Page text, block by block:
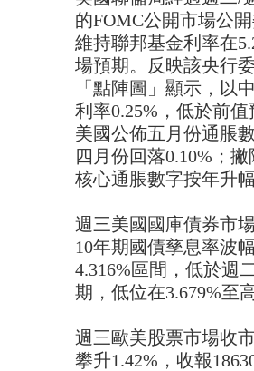
的FOMC公開市場公
維持聯邦基金利率在
場預期。反映該央行
「點陣圖」顯示，以
利率0.25%，低於前
美國公佈五月份通脹
四月份回落0.10%；
核心通脹數字按年升
週三美國國庫債券市
10年期國債孳息率波
4.316%區間，低於週
期，低位在3.679%至
週三歐美股票市場收
攀升1.42%，收報